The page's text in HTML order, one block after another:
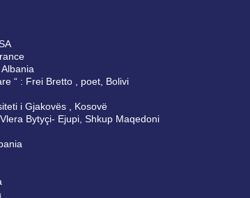
“ : Frei Bretto , poet, Bolivi
i Gjakovës , Kosovë
Bytyçi- Ejupi, Shkup Maqedoni